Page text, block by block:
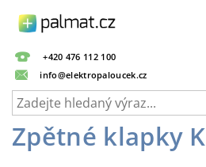
+420 476 112 100
info@elektropaloucek.cz
Zpětné klapky